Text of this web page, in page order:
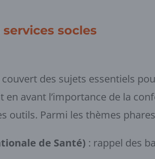
socles
des sujets essentiels
en avant l’importance de la
outils. Parmi les thèmes
de Santé) : rappel des